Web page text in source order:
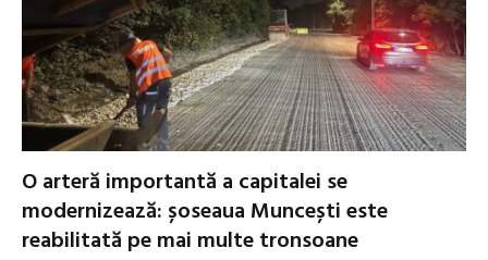
O arteră importantă a capitalei se
modernizează: șoseaua Muncești este
reabilitată pe mai multe tronsoane